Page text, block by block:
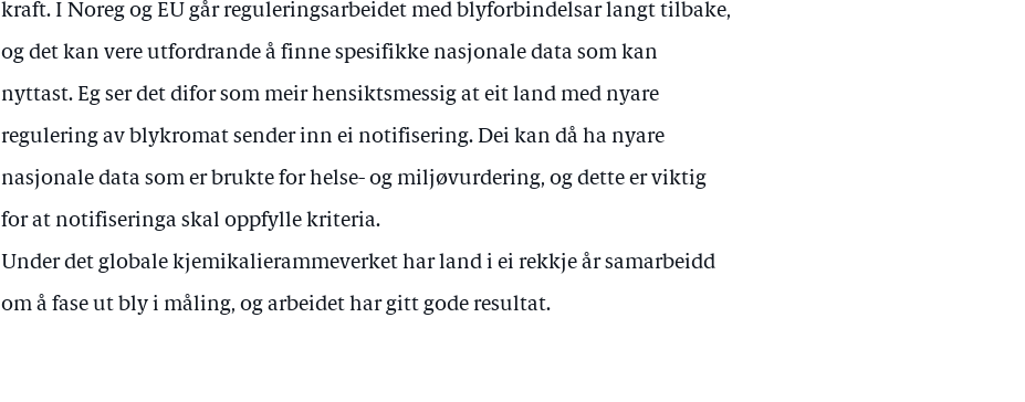
kraft. I Noreg og EU går reguleringsarbeidet med blyforbindelsar langt tilbake,
og det kan vere utfordrande å finne spesifikke nasjonale data som kan
nyttast. Eg ser det difor som meir hensiktsmessig at eit land med nyare
regulering av blykromat sender inn ei notifisering. Dei kan då ha nyare
nasjonale data som er brukte for helse- og miljøvurdering, og dette er viktig
for at notifiseringa skal oppfylle kriteria.
Under det globale kjemikalierammeverket har land i ei rekkje år samarbeidd
om å fase ut bly i måling, og arbeidet har gitt gode resultat.